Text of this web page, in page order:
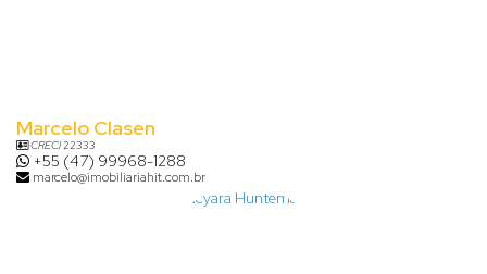
Marcelo Clasen
CRECI22333
+55 (47) 99968-1288
marcelo@imobiliariahit.com.br